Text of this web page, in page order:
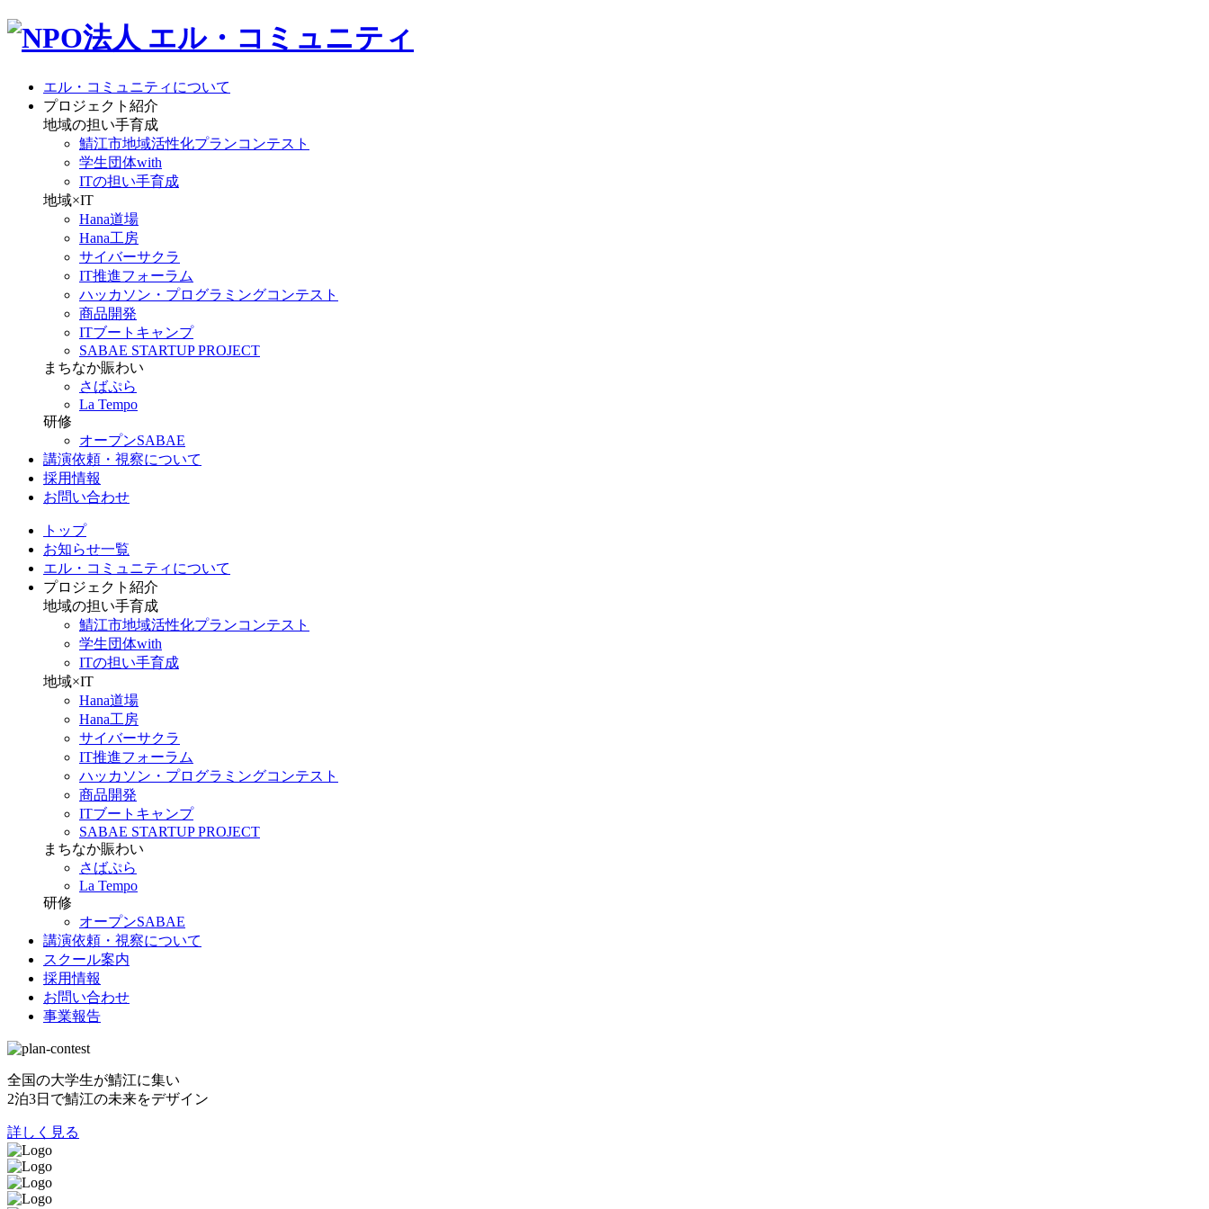
エル・コミュニティについて
プロジェクト紹介
地域の担い手育成
鯖江市地域活性化プランコンテスト
学生団体with
ITの担い手育成
地域×IT
Hana道場
Hana工房
サイバーサクラ
IT推進フォーラム
ハッカソン・プログラミングコンテスト
商品開発
ITブートキャンプ
SABAE STARTUP PROJECT
まちなか賑わい
さばぷら
La Tempo
研修
オープンSABAE
講演依頼・視察について
採用情報
お問い合わせ
トップ
お知らせ一覧
エル・コミュニティについて
プロジェクト紹介
地域の担い手育成
鯖江市地域活性化プランコンテスト
学生団体with
ITの担い手育成
地域×IT
Hana道場
Hana工房
サイバーサクラ
IT推進フォーラム
ハッカソン・プログラミングコンテスト
商品開発
ITブートキャンプ
SABAE STARTUP PROJECT
まちなか賑わい
さばぷら
La Tempo
研修
オープンSABAE
講演依頼・視察について
スクール案内
採用情報
お問い合わせ
事業報告
全国の大学生が鯖江に集い
2泊3日で鯖江の未来をデザイン
詳しく見る